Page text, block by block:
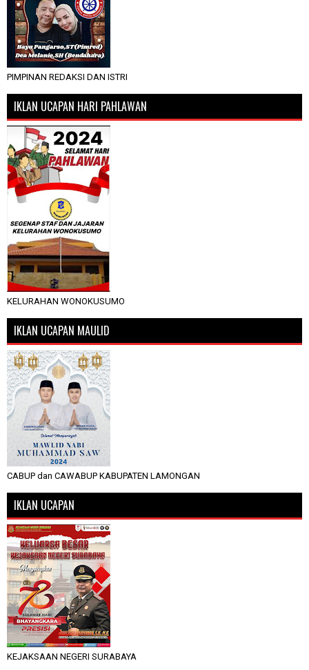
PIMPINAN REDAKSI DAN ISTRI
IKLAN UCAPAN HARI PAHLAWAN
KELURAHAN WONOKUSUMO
IKLAN UCAPAN MAULID
CABUP dan CAWABUP KABUPATEN LAMONGAN
IKLAN UCAPAN
KEJAKSAAN NEGERI SURABAYA